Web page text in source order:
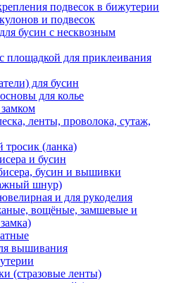
подвесок в бижутерии
и подвесок
бусин с несквозным
площадкой для приклеивания
для бусин
для колье
ленты, проволока, сутаж,
(ланка)
и бусин
бусин и вышивки
шнур)
и для рукоделия
вощёные, замшевые и
вышивания
(стразовые ленты)